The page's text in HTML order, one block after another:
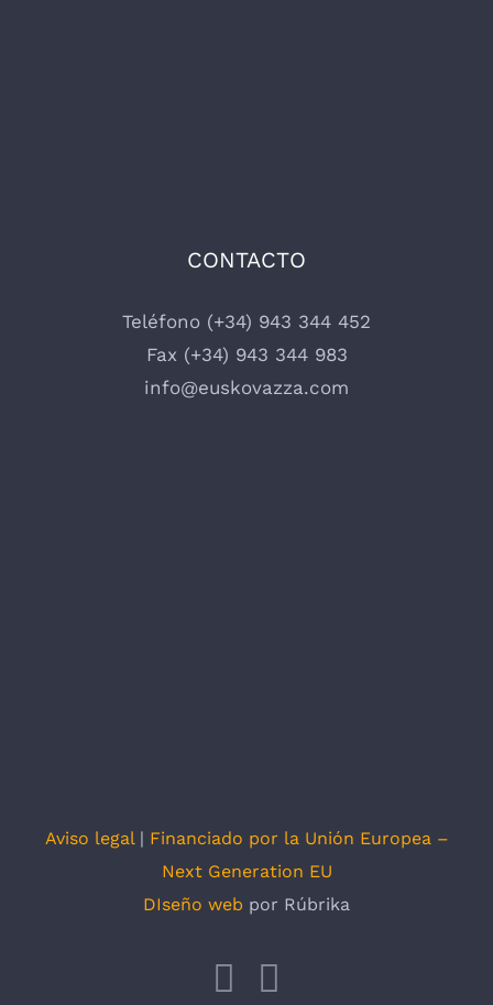
CONTACTO
Teléfono (+34) 943 344 452
Fax (+34) 943 344 983
info@euskovazza.com
Aviso legal| Financiado por la Unión Europea –
Next Generation EU
DIseño web por Rúbrika
Facebook